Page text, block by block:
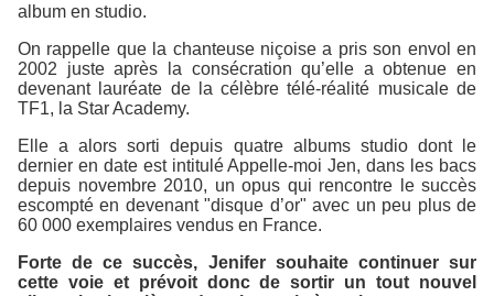
album en studio.
On rappelle que la chanteuse niçoise a pris son envol en
2002 juste après la consécration qu’elle a obtenue en
devenant lauréate de la célèbre télé-réalité musicale de
TF1, la Star Academy.
Elle a alors sorti depuis quatre albums studio dont le
dernier en date est intituléAppelle-moi Jen, dans les bacs
depuis novembre 2010, un opus qui rencontre le succès
escompté en devenant "disque d’or" avec un peu plus de
60 000 exemplaires vendus en France.
Forte de ce succès, Jenifer souhaite continuer sur
cette voie et prévoit donc de sortir un tout nouvel